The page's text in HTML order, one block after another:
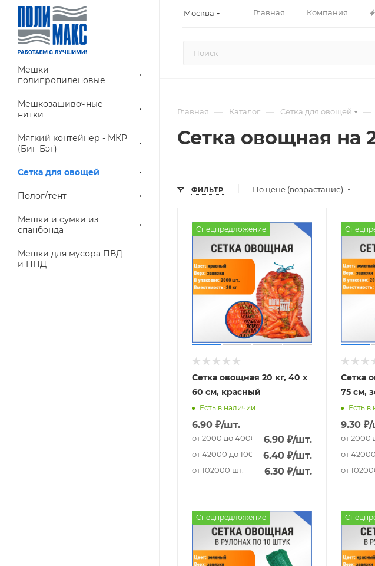
Москва Главная Компания
Мешки
полипропиленовые
Мешкозашивочные
нитки
Мягкий контейнер - МКР
(Биг-Бэг)
Сетка для овощей
Полог/тент
Мешки и сумки из
спанбонда
Мешки для мусора ПВД
и ПНД
Главная — Каталог — Сетка для овощей —
Сетка овощная на
ФИЛЬТР По цене (возрастание)
Спецпредложение
Сетка овощная 20 кг, 40 х
60 см, красный
Есть в наличии
6.90 ₽/шт.
от 2000 до 40000 шт.6.90 ₽/шт.
от 42000 до 100000 шт.
6.40 ₽/шт.
от 102000 шт. 6.30 ₽/шт.
Сетка
75 см,
Есть в
9.30 ₽/
от 2000
от
от
Спецпредложение